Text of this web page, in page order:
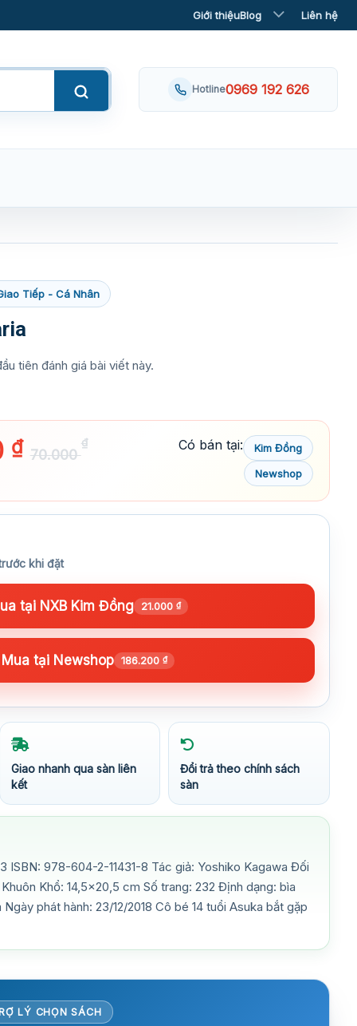
Giới thiệuBlog Liên hệ
Hotline0969 192 626
Tiếp - Cá Nhân
tiên đánh giá bài viết này.
₫ 70.000
₫ Có bán tại:
Kim Đồng
Newshop
khi đặt
tại NXB Kim Đồng 21.000 ₫
tại Newshop 186.200 ₫
Giao nhanh qua sàn liên
kết
Đổi trả theo chính sách
sàn
ISBN: 978-604-2-11431-8 Tác giả: Yoshiko Kagawa Đối
Khổ: 14,5×20,5 cm Số trang: 232 Định dạng: bìa
phát hành: 23/12/2018 Cô bé 14 tuổi Asuka bắt gặp
LÝ CHỌN SÁCH